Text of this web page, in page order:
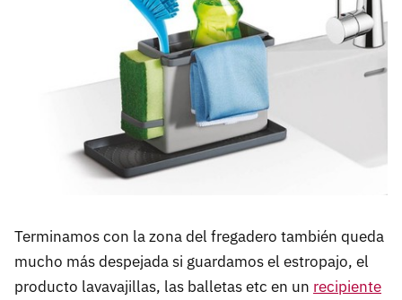
Terminamos con la zona del fregadero también queda
mucho más despejada si guardamos el estropajo, el
producto lavavajillas, las balletas etc en un recipiente